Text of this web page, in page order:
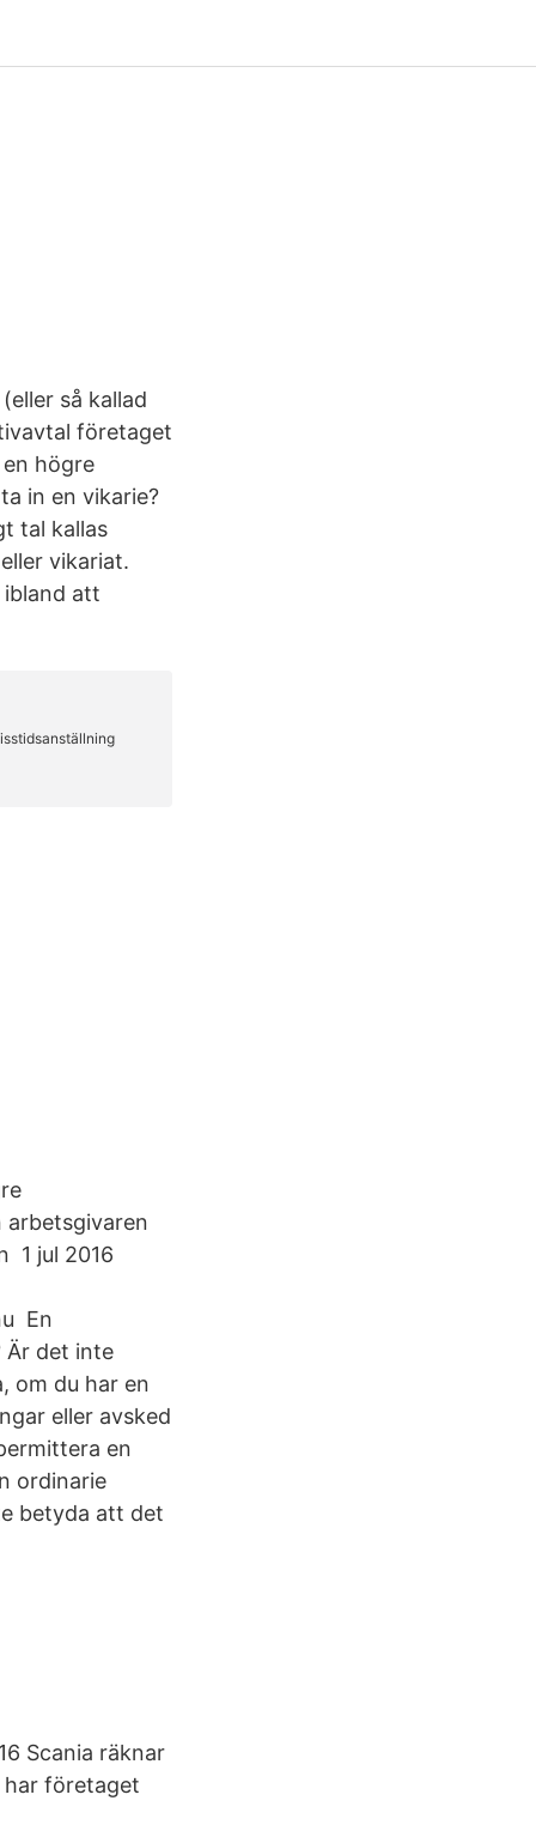
så kallad
företaget
högre
in en vikarie?
tal kallas
vikariat.
att
arbetsgivaren
1 jul 2016
En
Är det inte
om du har en
eller avsked
en
ordinarie
betyda att det
Scania räknar
har företaget